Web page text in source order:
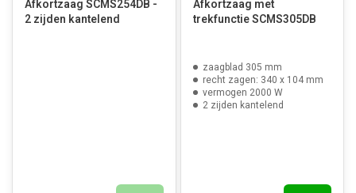
Afkortzaag SCMS254DB -
2 zijden kantelend
Afkortzaag met
trekfunctie SCMS305DB
zaagblad 305 mm
recht zagen: 340 x 104 mm
vermogen 2000 W
2 zijden kantelend